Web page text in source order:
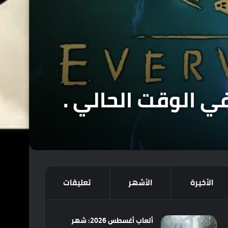
الأخيرة الأشهر تعليقات
ألعاب أغسطس 2026: شهر